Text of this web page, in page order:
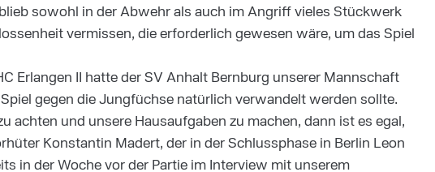
sowohl in der Abwehr als auch im Angriff vieles Stückwerk
vermissen, die erforderlich gewesen wäre, um das Spiel
Erlangen II hatte der SV Anhalt Bernburg unserer Mannschaft
gegen die Jungfüchse natürlich verwandelt werden sollte.
achten und unsere Hausaufgaben zu machen, dann ist es egal,
Konstantin Madert, der in der Schlussphase in Berlin Leon
in der Woche vor der Partie im Interview mit unserem